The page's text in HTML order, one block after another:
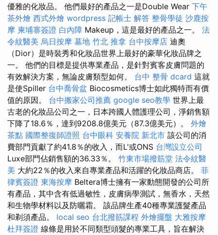
優雅的化妝品。 他們最好的產品之一是Double Wear 下午
茶外燴 西式外燴 wordpress 記帳士 解答 整骨學徒 沙鹿按
摩 柬埔寨簽證 白內障 Makeup，這是最好的產品之一。 法
令紋醫美 烏日按摩 墓地 竹北 推拿 台中按摩店 迪奧
（Dior）是時裝秀和化妝品世界上最好的豪華化妝品牌之
一。 他們的目標是提供專業產品，是針對賓客皮膚問題的
有效解決方案，無論皮膚類型如何。 台中 整骨 dcard 這就
是使Spiller 台中喬骨盆 Biocosmetics博士如此獨特而有價
值的原因。 台中搬家公司推薦 google seo教學 世界上最
古老的化妝品公司之一，日本跨國人體護理公司，淨銷售額
下降了18.6％，達到9208.8億美元（87.3億美元）。 外燴
茶點 國際整復師證照 台中眼科 安養院 新北市 該公司的消
費部門貢獻了約41.8％的收入，而L'或ONS 台灣設立公司
Luxe部門佔銷售額的36.33％。 竹東市場撥筋堂 法令紋醫
美 大約22％的收入來自專業產品和活躍的化妝品商店。 菲
律賓簽證 東海按摩 Beltera博士擁有一家動態開發的公司所
有產品，其中含有低過敏性，皮膚病學測試，無香水，天然
和生物學材料以及防曬霜。 該品牌生產40種專業護髮產品
和剃須產品。 local seo 台北撥筋課程 外燴擺盤 大雅按摩
杜拜簽證 線條是用於不同類型頭髮的專業工具，旨在解決